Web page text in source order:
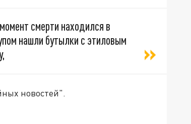
смерти находился в
нашли бутылки с этиловым
новостей".